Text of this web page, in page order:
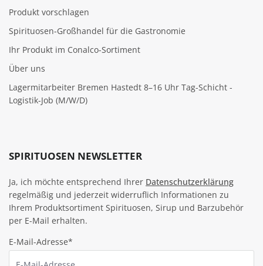
Produkt vorschlagen
Spirituosen-Großhandel für die Gastronomie
Ihr Produkt im Conalco-Sortiment
Über uns
Lagermitarbeiter Bremen Hastedt 8–16 Uhr Tag-Schicht -
Logistik-Job (M/W/D)
SPIRITUOSEN NEWSLETTER
Ja, ich möchte entsprechend Ihrer Datenschutzerklärung
regelmäßig und jederzeit widerruflich Informationen zu
Ihrem Produktsortiment Spirituosen, Sirup und Barzubehör
per E-Mail erhalten.
E-Mail-Adresse*